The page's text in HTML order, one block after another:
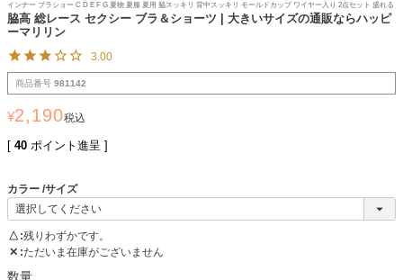
インナー ブラショー C D E F G 夏物 夏服 夏用 脇スッキリ 背中スッキリ モールドカップ ワイヤー入り 2点セット 盛れる
脇高 総レース セクシー ブラ＆ショーツ | 大きいサイズの通販ならハッピ
ーマリリン
3.00
商品番号 981142
¥2,190税込
[ 40 ポイント進呈 ]
カラー サイズ
△ 残りわずかです。
✕ ただいま在庫がございません